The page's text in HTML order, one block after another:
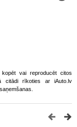
kopēt vai reproducēt citos
citādi rīkoties ar iAuto.lv